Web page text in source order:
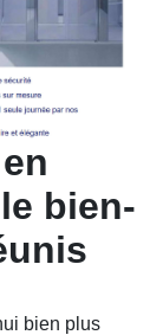
bien-
bien plus